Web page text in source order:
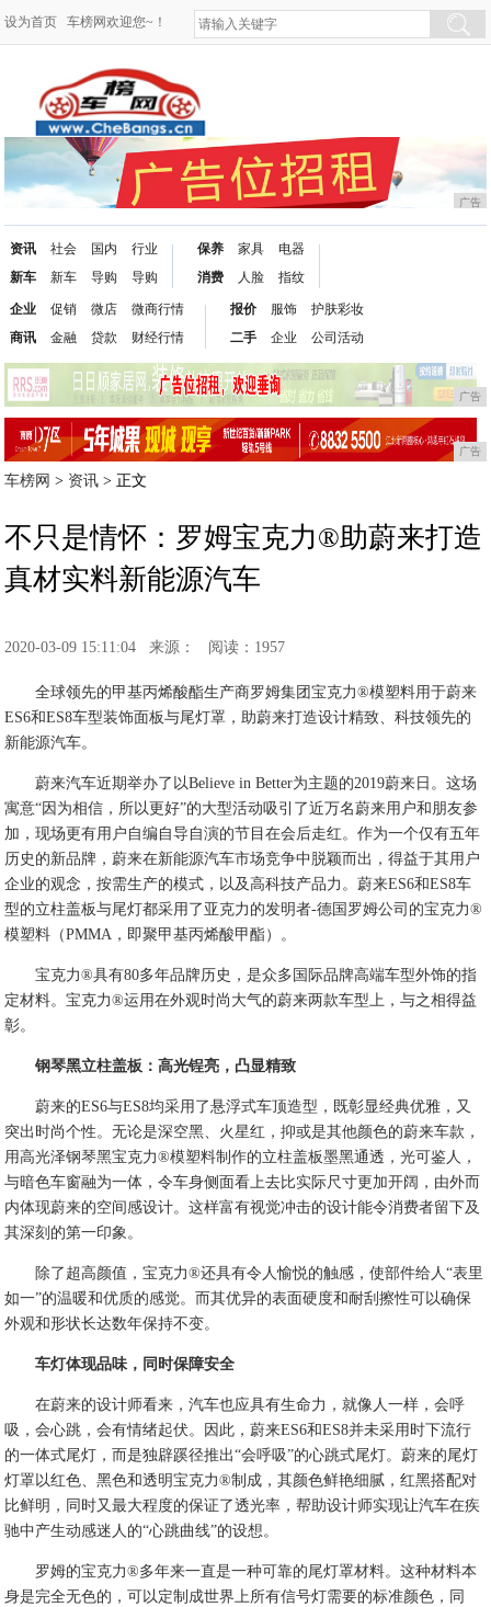
设为首页 车榜网欢迎您~！
广告
资讯
新车
社会
新车
国内
导购
行业
导购
保养
消费
家具
人脸
电器
指纹
企业
商讯
促销
金融
微店
贷款
微商行情
财经行情
报价
二手
服饰
企业
护肤彩妆
公司活动
广告
广告
车榜网 > 资讯 > 正文
​不只是情怀：罗姆宝克力®助蔚来打造
真材实料新能源汽车
2020-03-09 15:11:04 来源： 阅读：1957
全球领先的甲基丙烯酸酯生产商罗姆集团宝克力®模塑料用于蔚来
ES6和ES8车型装饰面板与尾灯罩，助蔚来打造设计精致、科技领先的
新能源汽车。
蔚来汽车近期举办了以Believe in Better为主题的2019蔚来日。这场
寓意“因为相信，所以更好”的大型活动吸引了近万名蔚来用户和朋友参
加，现场更有用户自编自导自演的节目在会后走红。作为一个仅有五年
历史的新品牌，蔚来在新能源汽车市场竞争中脱颖而出，得益于其用户
企业的观念，按需生产的模式，以及高科技产品力。蔚来ES6和ES8车
型的立柱盖板与尾灯都采用了亚克力的发明者-德国罗姆公司的宝克力®
模塑料（PMMA，即聚甲基丙烯酸甲酯）。
宝克力®具有80多年品牌历史，是众多国际品牌高端车型外饰的指
定材料。宝克力®运用在外观时尚大气的蔚来两款车型上，与之相得益
彰。
钢琴黑立柱盖板：高光锃亮，凸显精致
蔚来的ES6与ES8均采用了悬浮式车顶造型，既彰显经典优雅，又
突出时尚个性。无论是深空黑、火星红，抑或是其他颜色的蔚来车款，
用高光泽钢琴黑宝克力®模塑料制作的立柱盖板墨黑通透，光可鉴人，
与暗色车窗融为一体，令车身侧面看上去比实际尺寸更加开阔，由外而
内体现蔚来的空间感设计。这样富有视觉冲击的设计能令消费者留下及
其深刻的第一印象。
除了超高颜值，宝克力®还具有令人愉悦的触感，使部件给人“表里
如一”的温暖和优质的感觉。而其优异的表面硬度和耐刮擦性可以确保
外观和形状长达数年保持不变。
车灯体现品味，同时保障安全
在蔚来的设计师看来，汽车也应具有生命力，就像人一样，会呼
吸，会心跳，会有情绪起伏。因此，蔚来ES6和ES8并未采用时下流行
的一体式尾灯，而是独辟蹊径推出“会呼吸”的心跳式尾灯。蔚来的尾灯
灯罩以红色、黑色和透明宝克力®制成，其颜色鲜艳细腻，红黑搭配对
比鲜明，同时又最大程度的保证了透光率，帮助设计师实现让汽车在疾
驰中产生动感迷人的“心跳曲线”的设想。
罗姆的宝克力®多年来一直是一种可靠的尾灯罩材料。这种材料本
身是完全无色的，可以定制成世界上所有信号灯需要的标准颜色，同